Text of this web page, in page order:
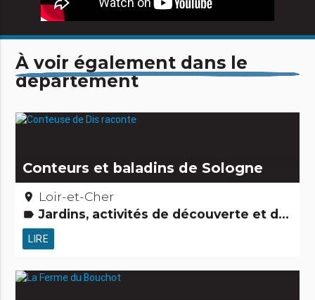
À voir également dans le
département
Conteurs et baladins de Sologne
place Loir-et-Cher
label Jardins, activités de découverte et de loisirs Légendes, histoires & Trésors Gens d'ici Petits métiers
LIRE